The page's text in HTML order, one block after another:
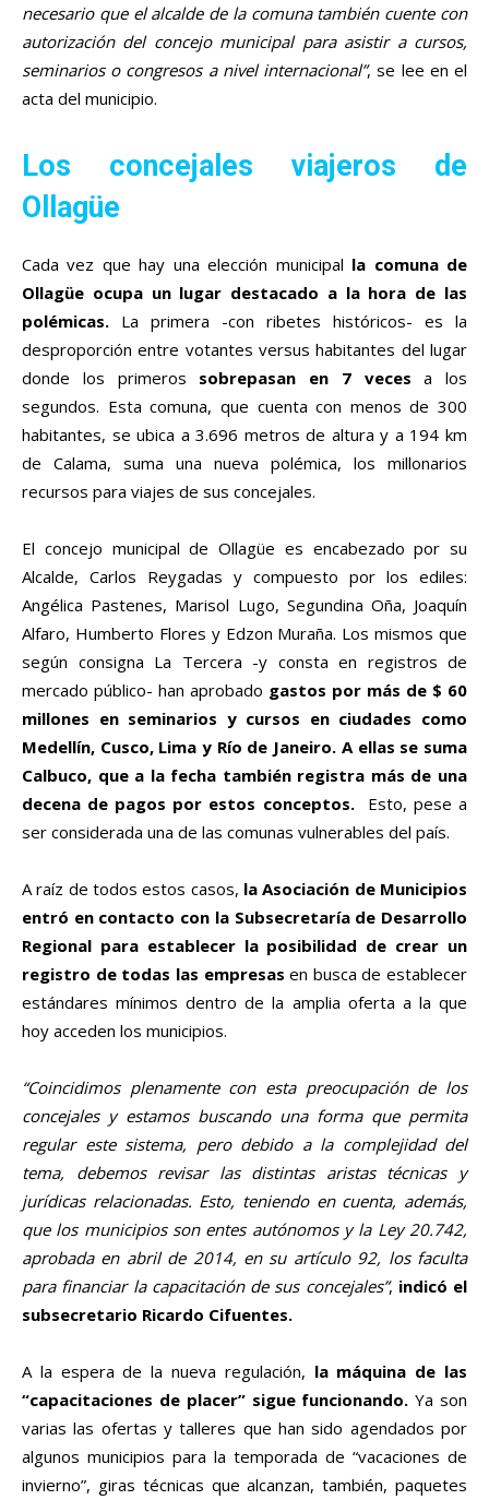
necesario que el alcalde de la comuna también cuente con
autorización del concejo municipal para asistir a cursos,
seminarios o congresos a nivel internacional”, se lee en el
acta del municipio.
Los concejales viajeros de
Ollagüe
Cada vez que hay una elección municipal la comuna de
Ollagüe ocupa un lugar destacado a la hora de las
polémicas. La primera -con ribetes históricos- es la
desproporción entre votantes versus habitantes del lugar
donde los primeros sobrepasan en 7 veces a los
segundos. Esta comuna, que cuenta con menos de 300
habitantes, se ubica a 3.696 metros de altura y a 194 km
de Calama, suma una nueva polémica, los millonarios
recursos para viajes de sus concejales.
El concejo municipal de Ollagüe es encabezado por su
Alcalde, Carlos Reygadas y compuesto por los ediles:
Angélica Pastenes, Marisol Lugo, Segundina Oña, Joaquín
Alfaro, Humberto Flores y Edzon Muraña. Los mismos que
según consigna La Tercera -y consta en registros de
mercado público- han aprobado gastos por más de $ 60
millones en seminarios y cursos en ciudades como
Medellín, Cusco, Lima y Río de Janeiro. A ellas se suma
Calbuco, que a la fecha también registra más de una
decena de pagos por estos conceptos.Esto, pese a
ser considerada una de las comunas vulnerables del país.
A raíz de todos estos casos, la Asociación de Municipios
entró en contacto con la Subsecretaría de Desarrollo
Regional para establecer la posibilidad de crear un
registro de todas las empresas en busca de establecer
estándares mínimos dentro de la amplia oferta a la que
hoy acceden los municipios.
“Coincidimos plenamente con esta preocupación de los
concejales y estamos buscando una forma que permita
regular este sistema, pero debido a la complejidad del
tema, debemos revisar las distintas aristas técnicas y
jurídicas relacionadas. Esto, teniendo en cuenta, además,
que los municipios son entes autónomos y la Ley 20.742,
aprobada en abril de 2014, en su artículo 92, los faculta
para financiar la capacitación de sus concejales”, indicó el
subsecretario Ricardo Cifuentes.
A la espera de la nueva regulación, la máquina de las
“capacitaciones de placer” sigue funcionando. Ya son
varias las ofertas y talleres que han sido agendados por
algunos municipios para la temporada de “vacaciones de
invierno”, giras técnicas que alcanzan, también, paquetes